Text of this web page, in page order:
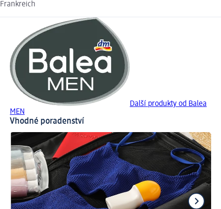
Frankreich
Další produkty od Balea
MEN
Vhodné poradenství